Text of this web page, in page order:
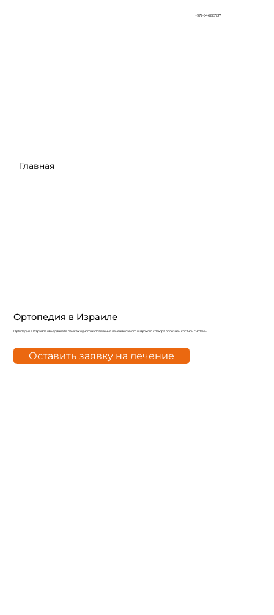
+972-546225737
Главная
Ортопедия в Израиле
Ортопедия в Израиле объединяет в рамках одного направления лечение самого широкого спектра болезней костной системы.
Оставить заявку на лечение